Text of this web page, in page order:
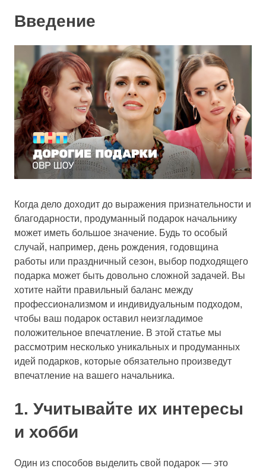
Введение
Когда дело доходит до выражения признательности и
благодарности, продуманный подарок начальнику
может иметь большое значение. Будь то особый
случай, например, день рождения, годовщина
работы или праздничный сезон, выбор подходящего
подарка может быть довольно сложной задачей. Вы
хотите найти правильный баланс между
профессионализмом и индивидуальным подходом,
чтобы ваш подарок оставил неизгладимое
положительное впечатление. В этой статье мы
рассмотрим несколько уникальных и продуманных
идей подарков, которые обязательно произведут
впечатление на вашего начальника.
1. Учитывайте их интересы
и хобби
Один из способов выделить свой подарок — это